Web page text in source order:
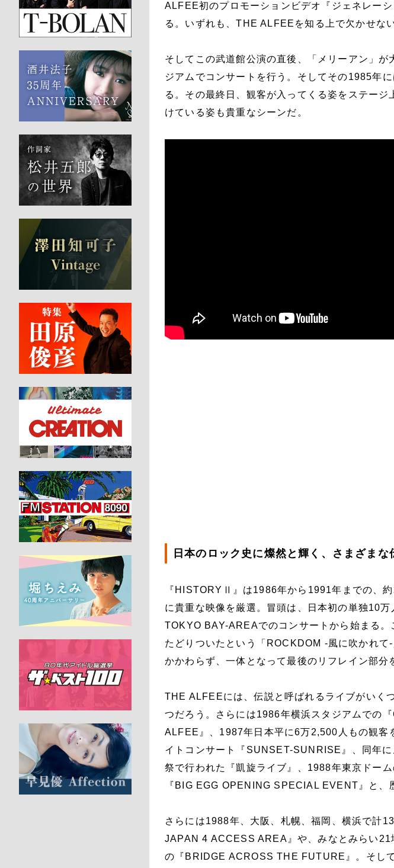
ALFEE初のプロモーションビデオ『ジェネレー
る。いずれも、THE ALFEEを知る上で欠かせな
そしてこの武道館公演の直後、「メリーアン」
ジアムでコンサートを行う。そしてその1985年
る。その最終日、観客が入ってくる姿をステー
けている姿も貴重なシーンだ。
日本のロック史に燦然と輝く、さまざま
『HISTORYⅡ』は1986年から1991年までの、
に貴重な映像を厳選。冒頭は、日本初の単独10
TOKYO BAY-AREAでのコンサートから始まる
たどりついたという「ROCKDOM -風に吹かれて
かかわらず、一体となって最後のリフレイン部分
THE ALFEEには、伝説と呼ばれるライブがいく
つだろう。さらには1986年横浜スタジアムでの
ALFEE』、1987年日本平に6万2,500人もの観客
イトコンサート『SUNSET-SUNRISE』、同年
祭で行われた『凱旋ライブ』、1988年東京ドー
『BIG EGG OPENING SPECIAL EVENT』と、
さらには1988年、大阪、札幌、福岡、横浜で計
JAPAN 4 ACCESS AREA』や、みなとみらい
の『BRIDGE ACROSS THE FUTURE』。そし